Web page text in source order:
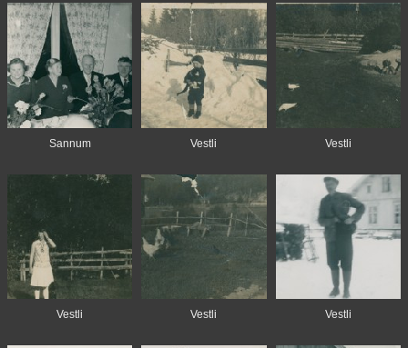
Sannum Vestli Vestli
Vestli Vestli Vestli